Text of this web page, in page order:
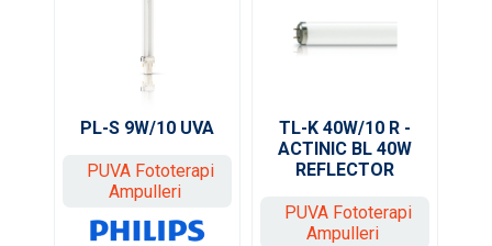
PL-S 9W/10 UVA
PUVA Fototerapi
Ampulleri
TL-K 40W/10 R -
ACTINIC BL 40W
REFLECTOR
PUVA Fototerapi
Ampulleri